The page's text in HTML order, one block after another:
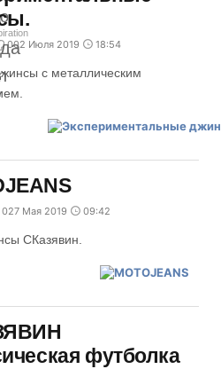
002 Июля 2019 18:54
с металлическим
027 Мая 2019 09:42
СКазявин.
футболка